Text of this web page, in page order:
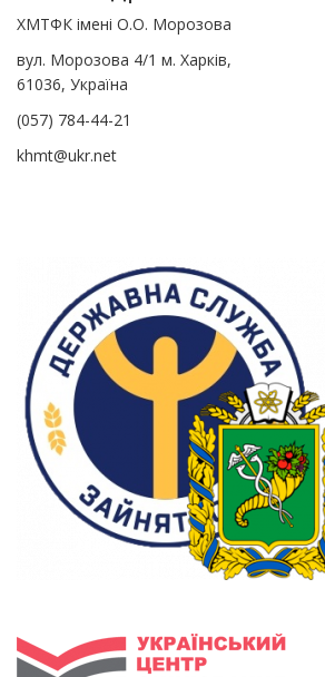
ХМТФК імені О.О. Морозова
вул. Морозова 4/1 м. Харків,
61036, Україна
(057) 784-44-21
khmt@ukr.net